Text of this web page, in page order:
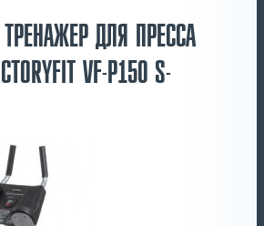
ДЛЯ ПРЕССА
VF-P150 S-